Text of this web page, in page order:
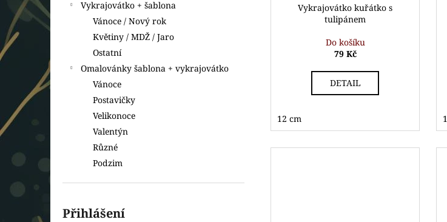
Vykrajovátko + šablona
Vánoce / Nový rok
Květiny / MDŽ / Jaro
Ostatní
Omalovánky šablona + vykrajovátko
Vánoce
Postavičky
Velikonoce
Valentýn
Různé
Podzim
Přihlášení
Vykrajovátko kuřátko s
tulipánem
Do košíku
79 Kč
DETAIL
12 cm